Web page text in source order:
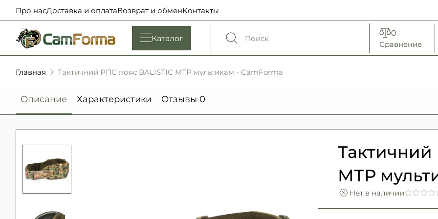
Про насДоставка и оплатаВозврат и обменКонтакты
Каталог
0
Сравнение
Главная Тактичний РПС пояс BALISTIC МТР мультикам - CamForma
Описание Характеристики Отзывы 0
Тактичний
МТР
Нет в наличии